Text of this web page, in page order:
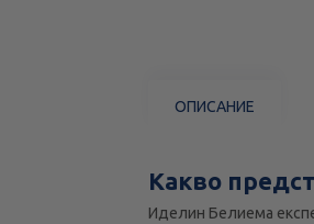
ОПИСАНИЕ
Какво
Иделин Белиема